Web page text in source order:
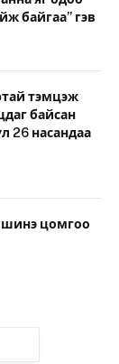
байгаа” гэв
тэмцэж
байсан
26 насандаа
шинэ цомгоо